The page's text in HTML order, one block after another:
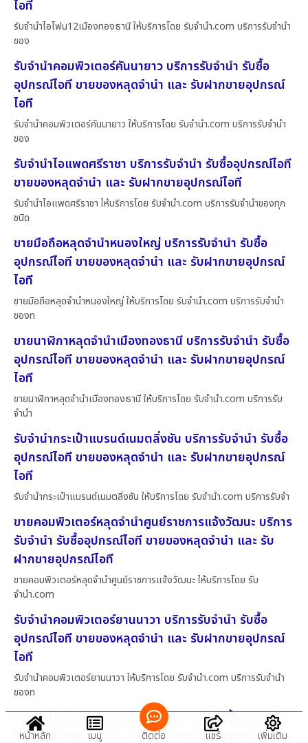
ไอที
รับจำนำไอโฟน12เมืองทองธานี ให้บริการโดย รับจํานํา.com บริการรับจำนำ
ของ
รับจำนำคอมพิวเตอร์คันนายาว บริการรับจำนำ รับซื้อ
อุปกรณ์ไอที ขายของหลุดจำนำ และ รับฝากขายอุปกรณ์
ไอที
รับจำนำคอมพิวเตอร์คันนายาว ให้บริการโดย รับจํานํา.com บริการรับจำนำ
ของ
รับจำนำไอแพดศรีราชา บริการรับจำนำ รับซื้ออุปกรณ์ไอที
ขายของหลุดจำนำ และ รับฝากขายอุปกรณ์ไอที
รับจำนำไอแพดศรีราชา ให้บริการโดย รับจํานํา.com บริการรับจำนำของทุก
ชนิด
ขายมือถือหลุดจำนำหนองใหญ่ บริการรับจำนำ รับซื้อ
อุปกรณ์ไอที ขายของหลุดจำนำ และ รับฝากขายอุปกรณ์
ไอที
ขายมือถือหลุดจำนำหนองใหญ่ ให้บริการโดย รับจํานํา.com บริการรับจำนำ
ของท
ขายนาฬิกาหลุดจำนำเมืองทองธานี บริการรับจำนำ รับซื้อ
อุปกรณ์ไอที ขายของหลุดจำนำ และ รับฝากขายอุปกรณ์
ไอที
ขายนาฬิกาหลุดจำนำเมืองทองธานี ให้บริการโดย รับจํานํา.com บริการรับ
จำนำ
รับจำนำกระเป๋าแบรนด์เนมตลิ่งชัน บริการรับจำนำ รับซื้อ
อุปกรณ์ไอที ขายของหลุดจำนำ และ รับฝากขายอุปกรณ์
ไอที
รับจำนำกระเป๋าแบรนด์เนมตลิ่งชัน ให้บริการโดย รับจํานํา.com บริการรับจำ
ขายคอมพิวเตอร์หลุดจำนำศูนย์ราชการแจ้งวัฒนะ บริการ
รับจำนำ รับซื้ออุปกรณ์ไอที ขายของหลุดจำนำ และ รับ
ฝากขายอุปกรณ์ไอที
ขายคอมพิวเตอร์หลุดจำนำศูนย์ราชการแจ้งวัฒนะ ให้บริการโดย รับ
จํานํา.com
รับจำนำคอมพิวเตอร์ยานนาวา บริการรับจำนำ รับซื้อ
อุปกรณ์ไอที ขายของหลุดจำนำ และ รับฝากขายอุปกรณ์
ไอที
รับจำนำคอมพิวเตอร์ยานนาวา ให้บริการโดย รับจํานํา.com บริการรับจำนำ
ของท
รับจำนำไอโฟนพนัสนิคม บริการรับจำนำ รับซื้ออุปกรณ์
ไอที ขายของหลุดจำนำ และ รับฝากขายอุปกรณ์ไอที
หน้าหลัก เมนู ติดต่อ แชร์ เพิ่มเติม